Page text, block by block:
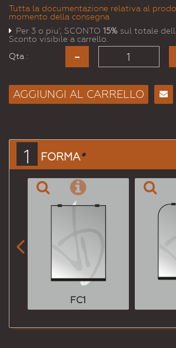
Tutta la documentazione relativa al
momento della consegna
Per 3 o piu', SCONTO 15% sul totale
Sconto visibile a carrello.
Qta :
AGGIUNGI AL CARRELLO
1 FORMA*
FC1
